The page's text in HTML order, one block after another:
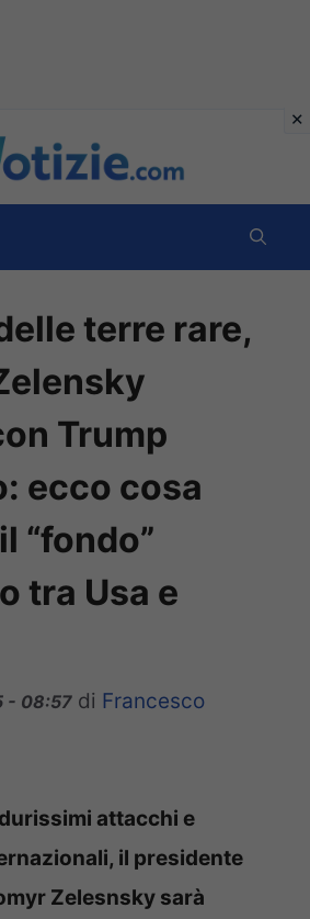
terre rare,
Trump
ecco cosa
“fondo”
tra Usa e
- 08:57 di Francesco
attacchi e
il presidente
Zelesnsky sarà